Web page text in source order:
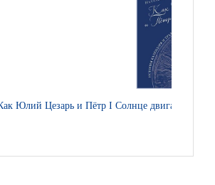
Юлий Цезарь и Пётр I Солнце двигали.